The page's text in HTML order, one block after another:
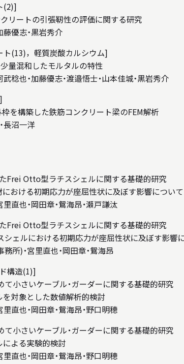
(2)]
リートの引張靭性の評価に関する研究
優志・黒岩秀介
(13)，軽質炭酸カルシウム]
量混和したモルタルの特性
稔也・加藤優志・渡邉悟士・山本佳城・黒岩秀介
を構築した鉄筋コンクリート梁のFEM解析
長沼一洋
Frei Otto型ラチスシェルに関する基礎的研究
おける初期応力が座屈性状に及ぼす影響について
直也・岡田章・鴛海昂・瀬戸謙汰
Frei Otto型ラチスシェルに関する基礎的研究
シェルにおける初期応力が座屈性状に及ぼす影響
所)・宮里直也・岡田章・鴛海昂
構造(1)]
て小さいケーブル・ガーダーに関する基礎的研究
対象とした数値解析的検討
直也・岡田章・鴛海昂・野口明穂
て小さいケーブル・ガーダーに関する基礎的研究
よる実験的検討
直也・岡田章・鴛海昂・野口明穂